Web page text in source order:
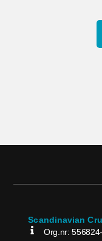
Scandinavian
Org.nr: